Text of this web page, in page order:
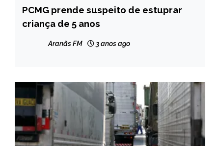
MINAS
GERAIS
NOTÍCIAS
PCMG prende suspeito de estuprar
criança de 5 anos
Aranãs FM 3 anos ago